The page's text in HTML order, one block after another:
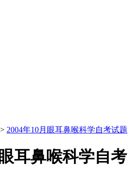
> 2004年10月眼耳鼻喉科学自考试题
耳鼻喉科学自考